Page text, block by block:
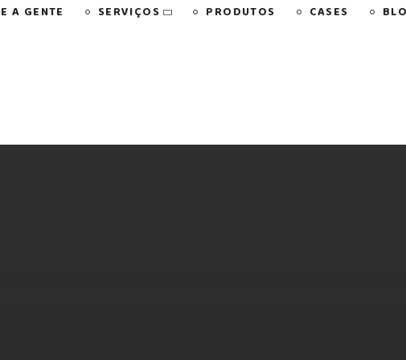
A GENTE SERVIÇOS PRODUTOS CASES